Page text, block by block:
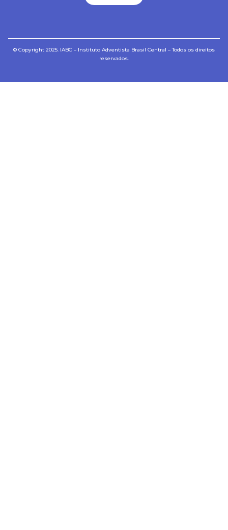
© Copyright 2025. IABC – Instituto Adventista Brasil Central – Todos os direitos
reservados.